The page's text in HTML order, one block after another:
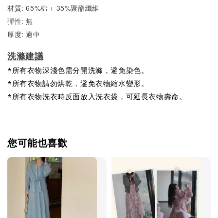
材質: 65%棉 + 35%聚酯纖維
彈性: 無
厚度: 適中
洗滌建議
*所有衣物深淺色需分開洗滌，避免染色。
*所有衣物請勿烘乾，避免衣物縮水變形。
*所有衣物洗衣時反面放入洗衣袋，可延長衣物壽命。
您可能也喜歡